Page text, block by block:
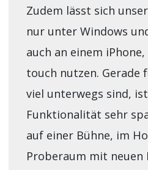
Zudem lässt sich
nur unter Windows
auch an einem
touch nutzen. Gerade
viel unterwegs sind,
Funktionalität sehr
auf einer Bühne, im
Proberaum mit neuen